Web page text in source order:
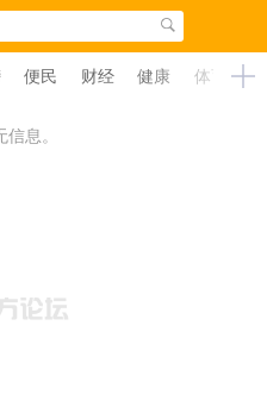
便民 财经 健康 体育